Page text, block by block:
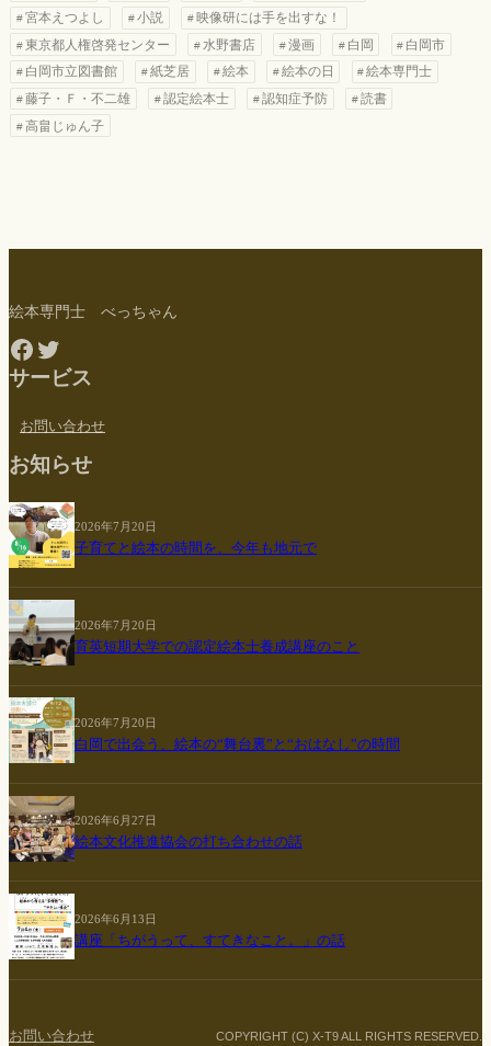
宮本えつよし
小説
映像研には手を出すな！
東京都人権啓発センター
水野書店 漫画 白岡
白岡市
白岡市立図書館
紙芝居 絵本 絵本の日
絵本専門士
藤子・Ｆ・不二雄
認定絵本士 認知症予防
読書
高畠じゅん子
絵本専門士 べっちゃん
Facebook
Twitter
サービス
お問い合わせ
お知らせ
2026年7月20日
子育てと絵本の時間を、今年も地元で
2026年7月20日
育英短期大学での認定絵本士養成講座のこと
2026年7月20日
白岡で出会う、絵本の“舞台裏”と“おはなし”の時間
2026年6月27日
絵本文化推進協会の打ち合わせの話
2026年6月13日
講座「ちがうって、すてきなこと。」の話
お問い合わせ COPYRIGHT (C) X-T9 ALL RIGHTS RESERVED.